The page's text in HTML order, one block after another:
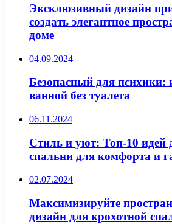
Эксклюзивный дизайн
создать элегантное
доме
04.09.2024
Безопасный для психики:
ванной без туалета
06.11.2024
Стиль и уют: Топ-10 идей
спальни для комфорта и
02.07.2024
Максимизируйте
дизайн для крохотной